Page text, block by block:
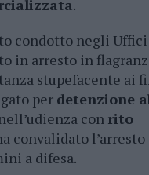
.
condotto negli
in arresto in
stupefacente ai
per detenzione
con rito
convalidato l’arresto
a difesa.